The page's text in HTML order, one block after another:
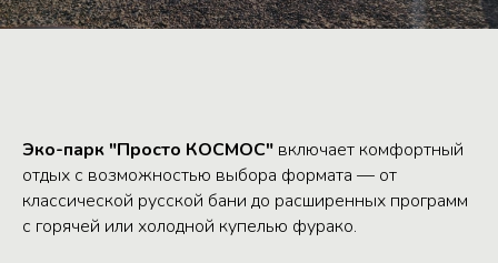
Эко-парк "Просто КОСМОС" включает комфортный
отдых с возможностью выбора формата — от
классической русской бани до расширенных программ
с горячей или холодной купелью фурако.